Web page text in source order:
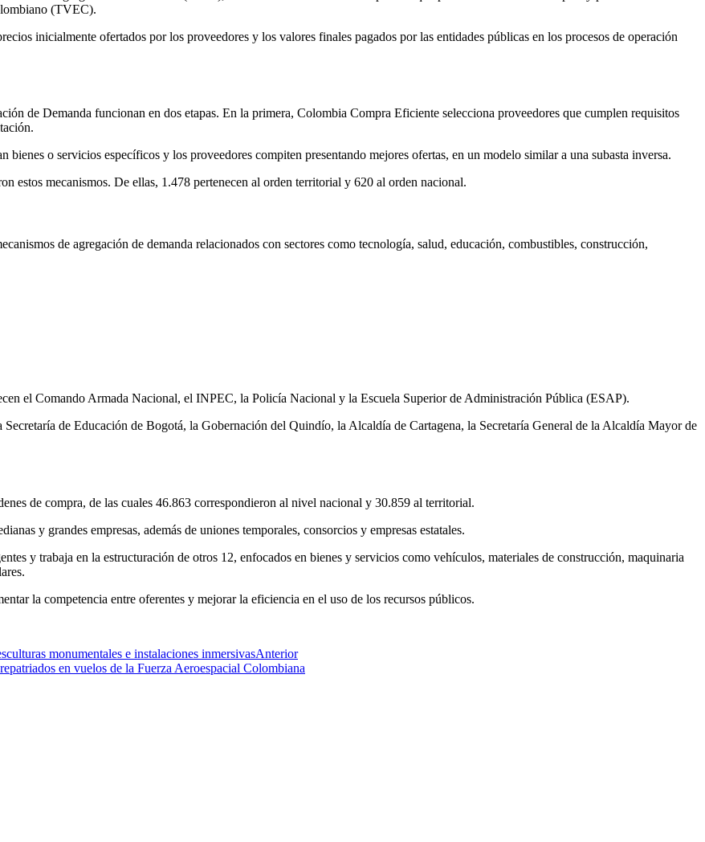
(TVEC).
inicialmente ofertados por los proveedores y los valores finales pagados por las entidades públicas en los procesos de operación
de Demanda funcionan en dos etapas. En la primera, Colombia Compra Eficiente selecciona proveedores que cumplen requisitos
bienes o servicios específicos y los proveedores compiten presentando mejores ofertas, en un modelo similar a una subasta inversa.
estos mecanismos. De ellas, 1.478 pertenecen al orden territorial y 620 al orden nacional.
de agregación de demanda relacionados con sectores como tecnología, salud, educación, combustibles, construcción,
el Comando Armada Nacional, el INPEC, la Policía Nacional y la Escuela Superior de Administración Pública (ESAP).
de Educación de Bogotá, la Gobernación del Quindío, la Alcaldía de Cartagena, la Secretaría General de la Alcaldía Mayor de
de compra, de las cuales 46.863 correspondieron al nivel nacional y 30.859 al territorial.
y grandes empresas, además de uniones temporales, consorcios y empresas estatales.
y trabaja en la estructuración de otros 12, enfocados en bienes y servicios como vehículos, materiales de construcción, maquinaria
la competencia entre oferentes y mejorar la eficiencia en el uso de los recursos públicos.
monumentales e instalaciones inmersivasAnterior
en vuelos de la Fuerza Aeroespacial Colombiana